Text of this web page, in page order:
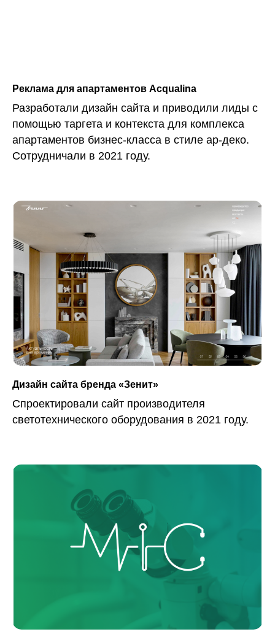
Реклама для апартаментов Acqualina
Разработали дизайн сайта и приводили лиды с
помощью таргета и контекста для комплекса
апартаментов бизнес-класса в стиле ар-деко.
Сотрудничали в 2021 году.
Дизайн сайта бренда «Зенит»
Спроектировали сайт производителя
светотехнического оборудования в 2021 году.